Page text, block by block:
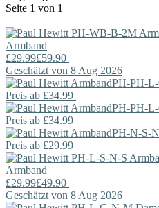
Seite 1 von 1
Armband
£29.99£59.90
Geschätzt von 8 Aug 2026
PH-PH-
Preis ab £34.99
PH-PH-
Preis ab £34.99
PH-N-S-N
Preis ab £29.99
Armband
£29.99£49.90
Geschätzt von 8 Aug 2026